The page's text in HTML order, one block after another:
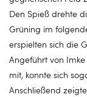
Den Spieß drehte
Grüning im
erspielten sich die
Angeführt von
mit, konnte sich
Anschließend